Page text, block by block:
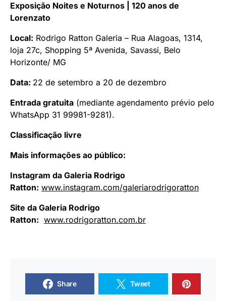
Exposição Noites e Noturnos | 120 anos de
Lorenzato
Local: Rodrigo Ratton Galeria – Rua Alagoas, 1314,
loja 27c, Shopping 5ª Avenida, Savassi, Belo
Horizonte/ MG
Data: 22 de setembro a 20 de dezembro
Entrada gratuita (mediante agendamento prévio pelo
WhatsApp 31 99981-9281).
Classificação livre
Mais informações ao público:
Instagram da Galeria Rodrigo
Ratton: www.instagram.com/galeriarodrigoratton
Site da Galeria Rodrigo
Ratton: www.rodrigoratton.com.br
Share Tweet